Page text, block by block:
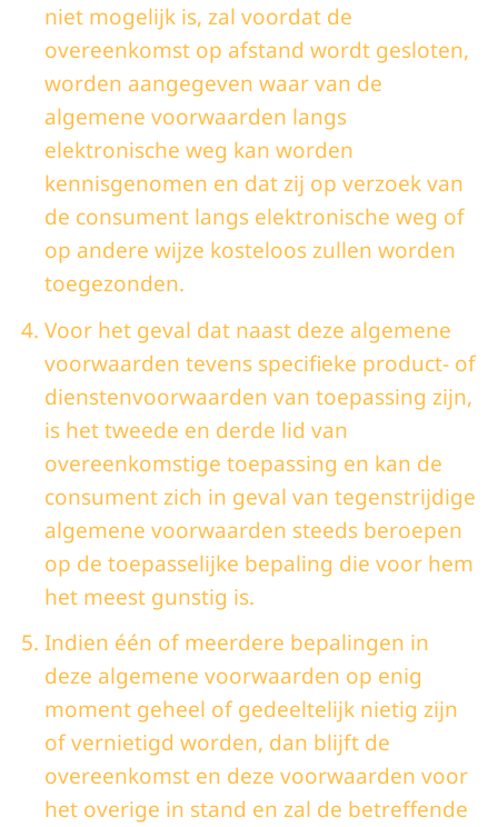
niet mogelijk is, zal voordat de
overeenkomst op afstand wordt gesloten,
worden aangegeven waar van de
algemene voorwaarden langs
elektronische weg kan worden
kennisgenomen en dat zij op verzoek van
de consument langs elektronische weg of
op andere wijze kosteloos zullen worden
toegezonden.
Voor het geval dat naast deze algemene
voorwaarden tevens specifieke product- of
dienstenvoorwaarden van toepassing zijn,
is het tweede en derde lid van
overeenkomstige toepassing en kan de
consument zich in geval van tegenstrijdige
algemene voorwaarden steeds beroepen
op de toepasselijke bepaling die voor hem
het meest gunstig is.
Indien één of meerdere bepalingen in
deze algemene voorwaarden op enig
moment geheel of gedeeltelijk nietig zijn
of vernietigd worden, dan blijft de
overeenkomst en deze voorwaarden voor
het overige in stand en zal de betreffende